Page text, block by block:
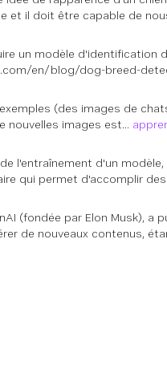
et il doit être capable de
un modèle d'identification
en/blog/dog-breed-
(des images de
nouvelles images est...
l'entraînement d'un
qui permet d'accomplir
(fondée par Elon Musk), a
de nouveaux contenus,